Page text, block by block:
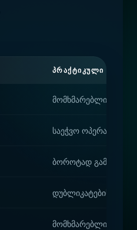
ᲞᲠᲐᲥᲢᲘᲙᲣᲚᲘ
მომხმარებლის
საეჭვო
ბოროტად
დუბლიკატების
მომხმარებლის